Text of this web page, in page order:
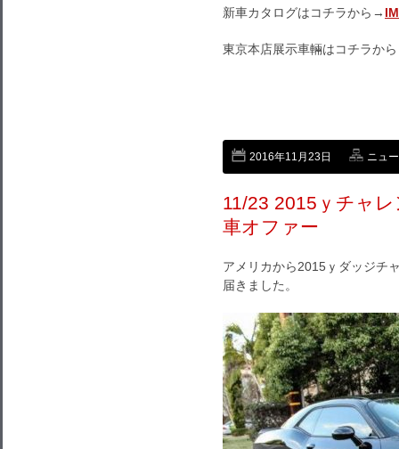
新車カタログはコチラから→
東京本店展示車輛はコチラか
2016年11月23日 ニュ
11/23 2015ｙチャ
車オファー
アメリカから2015ｙダッジチ
届きました。